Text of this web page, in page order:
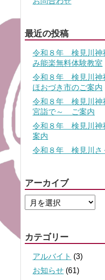
最近の投稿
令和８年 検見川神
み能楽無料体験教室
令和８年 検見川神
ほおづき市のご案内
令和８年 検見川神
宮詣で～ ご案内
令和８年 検見川神
案内
令和８年 検見川さ
アーカイブ
カテゴリー
アルバイト (3)
お知らせ (61)